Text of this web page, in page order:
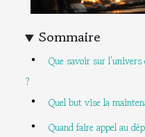
Sommaire
Que savoir sur
?
Quel but vise la
Quand faire appel au